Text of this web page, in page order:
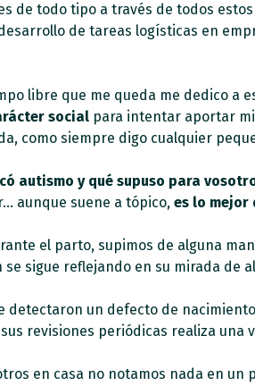
de todo tipo a través de todos
de tareas logísticas en
libre que me queda me dedico a
social para intentar aportar
como siempre digo cualquier
autismo y qué supuso para
aunque suene a tópico, es lo mejor
el parto, supimos de alguna
sigue reflejando en su mirada de
un defecto de
revisiones periódicas realiza una
en casa no notamos nada en un